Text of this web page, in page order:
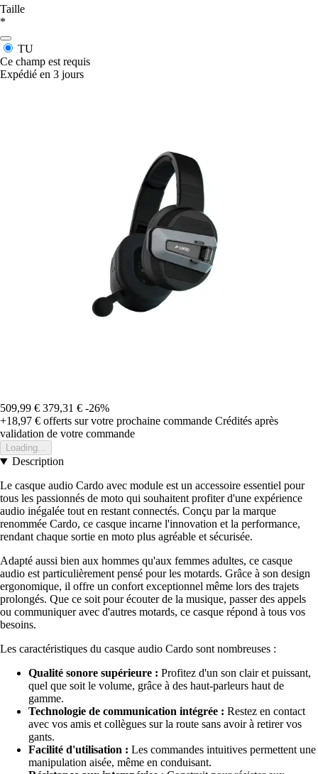
Taille
*
TU
Ce champ est requis
Expédié en 3 jours
509,99 € 379,31 € -26%
+18,97 € offerts sur votre prochaine commande Crédités après
validation de votre commande
Loading...
Description
Le casque audio Cardo avec module est un accessoire essentiel pour
tous les passionnés de moto qui souhaitent profiter d'une expérience
audio inégalée tout en restant connectés. Conçu par la marque
renommée Cardo, ce casque incarne l'innovation et la performance,
rendant chaque sortie en moto plus agréable et sécurisée.
Adapté aussi bien aux hommes qu'aux femmes adultes, ce casque
audio est particulièrement pensé pour les motards. Grâce à son design
ergonomique, il offre un confort exceptionnel même lors des trajets
prolongés. Que ce soit pour écouter de la musique, passer des appels
ou communiquer avec d'autres motards, ce casque répond à tous vos
besoins.
Les caractéristiques du casque audio Cardo sont nombreuses :
Qualité sonore supérieure : Profitez d'un son clair et puissant,
quel que soit le volume, grâce à des haut-parleurs haut de
gamme.
Technologie de communication intégrée : Restez en contact
avec vos amis et collègues sur la route sans avoir à retirer vos
gants.
Facilité d'utilisation : Les commandes intuitives permettent une
manipulation aisée, même en conduisant.